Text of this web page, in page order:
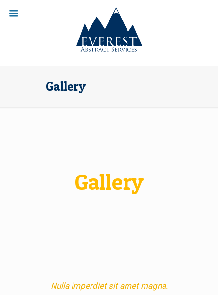
Gallery
Gallery
Nulla imperdiet sit amet magna.